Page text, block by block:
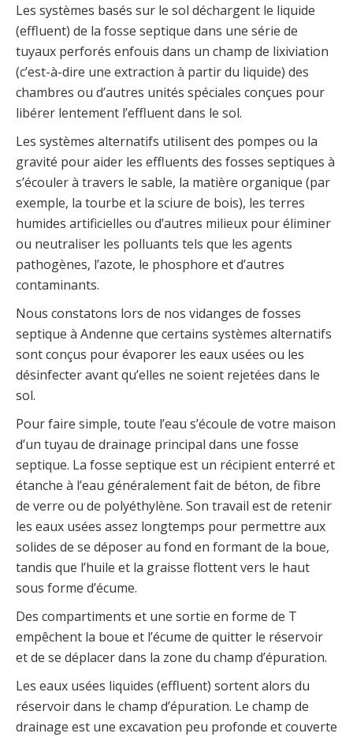
Les systèmes basés sur le sol déchargent le liquide
(effluent) de la fosse septique dans une série de
tuyaux perforés enfouis dans un champ de lixiviation
(c’est-à-dire une extraction à partir du liquide) des
chambres ou d’autres unités spéciales conçues pour
libérer lentement l’effluent dans le sol.
Les systèmes alternatifs utilisent des pompes ou la
gravité pour aider les effluents des fosses septiques à
s’écouler à travers le sable, la matière organique (par
exemple, la tourbe et la sciure de bois), les terres
humides artificielles ou d’autres milieux pour éliminer
ou neutraliser les polluants tels que les agents
pathogènes, l’azote, le phosphore et d’autres
contaminants.
Nous constatons lors de nos vidanges de fosses
septique à Andenne que certains systèmes alternatifs
sont conçus pour évaporer les eaux usées ou les
désinfecter avant qu’elles ne soient rejetées dans le
sol.
Pour faire simple, toute l’eau s’écoule de votre maison
d’un tuyau de drainage principal dans une fosse
septique. La fosse septique est un récipient enterré et
étanche à l’eau généralement fait de béton, de fibre
de verre ou de polyéthylène. Son travail est de retenir
les eaux usées assez longtemps pour permettre aux
solides de se déposer au fond en formant de la boue,
tandis que l’huile et la graisse flottent vers le haut
sous forme d’écume.
Des compartiments et une sortie en forme de T
empêchent la boue et l’écume de quitter le réservoir
et de se déplacer dans la zone du champ d’épuration.
Les eaux usées liquides (effluent) sortent alors du
réservoir dans le champ d’épuration. Le champ de
drainage est une excavation peu profonde et couverte